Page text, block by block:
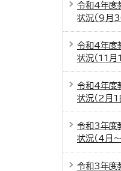
令和4年度
状況（9月
令和4年度
状況（11月
令和4年度
状況（2月
令和3年度
状況（4月
令和3年度